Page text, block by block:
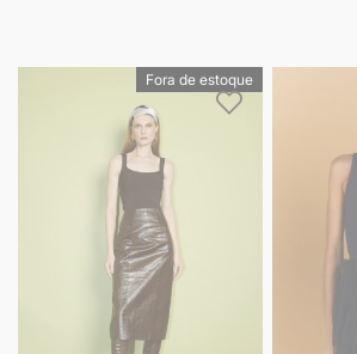
Fora de estoque
Adicionar à